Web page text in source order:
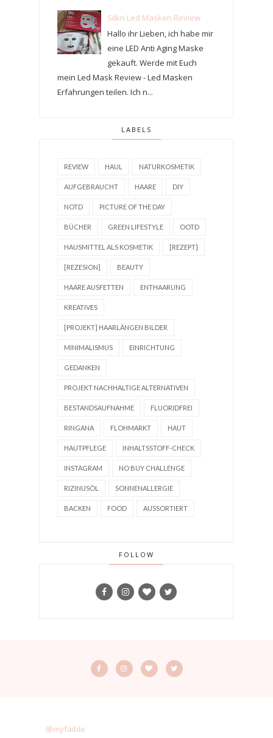
Silkn Led Masken Review
Hallo ihr Lieben, ich habe mir
eine LED Anti Aging Maske
gekauft. Werde mit Euch
mein Led Mask Review - Led Masken
Erfahrungen teilen. Ich n...
LABELS
REVIEW HAUL NATURKOSMETIK
AUFGEBRAUCHT HAARE DIY
NOTD PICTURE OF THE DAY
BÜCHER GREEN LIFESTYLE OOTD
HAUSMITTEL ALS KOSMETIK [REZEPT]
[REZESION] BEAUTY
HAARE AUSFETTEN ENTHAARUNG
KREATIVES
[PROJEKT] HAARLÄNGEN BILDER
MINIMALISMUS EINRICHTUNG
GEDANKEN
PROJEKT NACHHALTIGE ALTERNATIVEN
BESTANDSAUFNAHME FLUORIDFREI
RINGANA FLOHMARKT HAUT
HAUTPFLEGE INHALTSSTOFF-CHECK
INSTAGRAM NO BUY CHALLENGE
RIZINUSÖL SONNENALLERGIE
BACKEN FOOD AUSSORTIERT
FOLLOW
@myfaible